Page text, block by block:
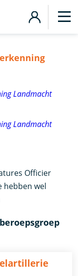
Landmacht
Landmacht
Officier
hebben wel